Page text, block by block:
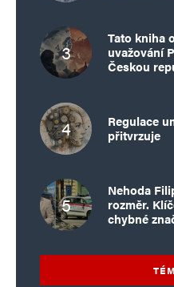
Tato kniha
uvažování
Českou
Regulace
přitvrzuje
Nehoda
rozměr.
chybné